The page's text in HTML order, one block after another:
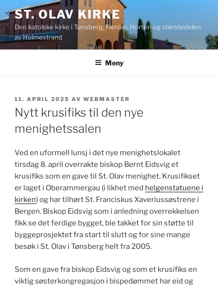
til
innhold
ST. OLAV KIRKE
Den katolske kirke i Tønsberg, Færder, Horten og størstedelen
av Holmestrand
Meny
PUBLISERT
11. APRIL 2025 AV WEBMASTER
Nytt krusifiks til den nye
menighetssalen
Ved en uformell lunsj i det nye menighetslokalet
tirsdag 8. april overrakte biskop Bernt Eidsvig et
krusifiks som en gave til St. Olav menighet. Krusifikset
er laget i Oberammergau (i likhet med helgenstatuene i
kirken) og har tilhørt St. Franciskus Xaveriussøstrene i
Bergen. Biskop Eidsvig som i anledning overrekkelsen
fikk se det ferdige bygget, ble takket for sin støtte til
byggeprosjektet fra start til slutt og for sine mange
besøk i St. Olav i Tønsberg helt fra 2005.
Som en gave fra biskop Eidsvig og som et krusifiks en
viktig søsterkongregasjon i bispedømmet har eid og